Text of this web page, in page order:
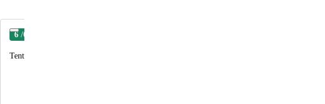
6 /6
Tento zájezd, byl něco neskutečného , moc jsme si to užili a rádi se znovu vrátíme